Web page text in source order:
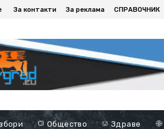
За контакти За реклама СПРАВОЧНИК
Общество Здраве